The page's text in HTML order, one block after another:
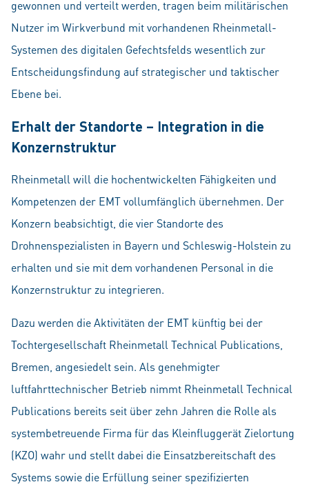
gewonnen und verteilt werden, tragen beim militärischen
Nutzer im Wirkverbund mit vorhandenen Rheinmetall-
Systemen des digitalen Gefechtsfelds wesentlich zur
Entscheidungsfindung auf strategischer und taktischer
Ebene bei.
Erhalt der Standorte – Integration in die
Konzernstruktur
Rheinmetall will die hochentwickelten Fähigkeiten und
Kompetenzen der EMT vollumfänglich übernehmen. Der
Konzern beabsichtigt, die vier Standorte des
Drohnenspezialisten in Bayern und Schleswig-Holstein zu
erhalten und sie mit dem vorhandenen Personal in die
Konzernstruktur zu integrieren.
Dazu werden die Aktivitäten der EMT künftig bei der
Tochtergesellschaft Rheinmetall Technical Publications,
Bremen, angesiedelt sein. Als genehmigter
luftfahrttechnischer Betrieb nimmt Rheinmetall Technical
Publications bereits seit über zehn Jahren die Rolle als
systembetreuende Firma für das Kleinfluggerät Zielortung
(KZO) wahr und stellt dabei die Einsatzbereitschaft des
Systems sowie die Erfüllung seiner spezifizierten